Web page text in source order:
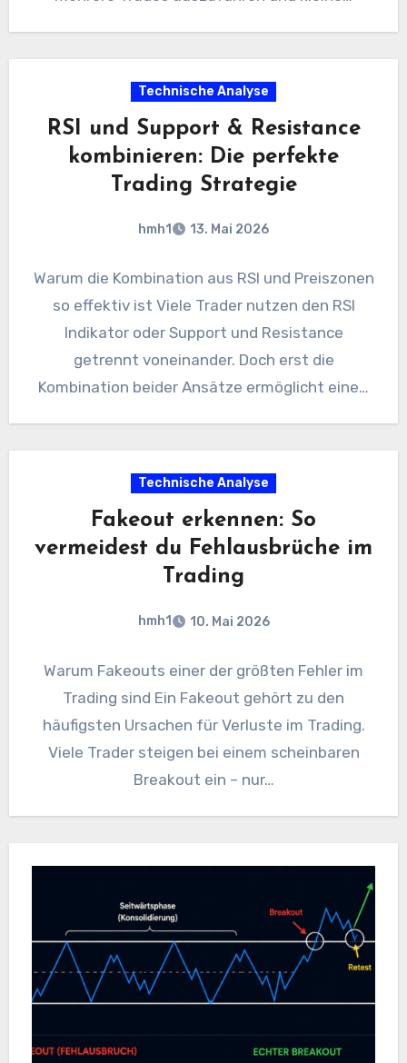
Technische Analyse
RSI und Support & Resistance
kombinieren: Die perfekte
Trading Strategie
hmh1 13. Mai 2026
Warum die Kombination aus RSI und Preiszonen
so effektiv ist Viele Trader nutzen den RSI
Indikator oder Support und Resistance
getrennt voneinander. Doch erst die
Kombination beider Ansätze ermöglicht eine…
Technische Analyse
Fakeout erkennen: So
vermeidest du Fehlausbrüche im
Trading
hmh1 10. Mai 2026
Warum Fakeouts einer der größten Fehler im
Trading sind Ein Fakeout gehört zu den
häufigsten Ursachen für Verluste im Trading.
Viele Trader steigen bei einem scheinbaren
Breakout ein – nur…